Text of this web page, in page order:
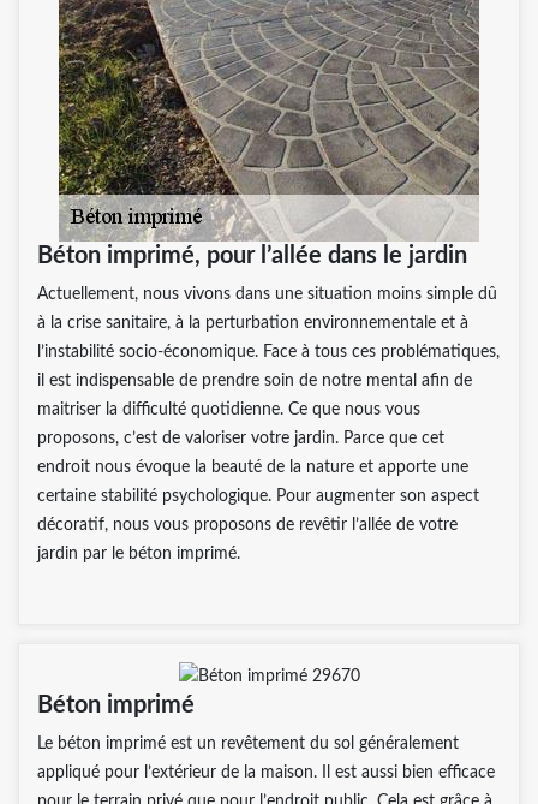
Béton imprimé, pour l’allée dans le jardin
Actuellement, nous vivons dans une situation moins simple dû
à la crise sanitaire, à la perturbation environnementale et à
l’instabilité socio-économique. Face à tous ces problématiques,
il est indispensable de prendre soin de notre mental afin de
maitriser la difficulté quotidienne. Ce que nous vous
proposons, c’est de valoriser votre jardin. Parce que cet
endroit nous évoque la beauté de la nature et apporte une
certaine stabilité psychologique. Pour augmenter son aspect
décoratif, nous vous proposons de revêtir l’allée de votre
jardin par le béton imprimé.
Béton imprimé
Le béton imprimé est un revêtement du sol généralement
appliqué pour l’extérieur de la maison. Il est aussi bien efficace